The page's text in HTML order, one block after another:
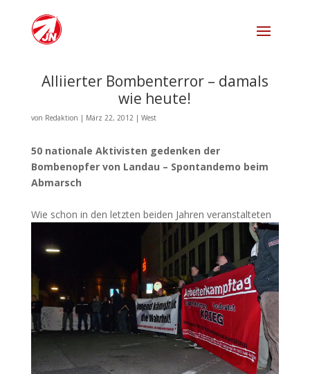
Alliierter Bombenterror – damals
wie heute!
von Redaktion | März 22, 2012| West
50 nationale Aktivisten gedenken der
Bombenopfer von Landau – Spontandemo beim
Abmarsch
Wie schon in den letzten beiden Jahren veranstalteten